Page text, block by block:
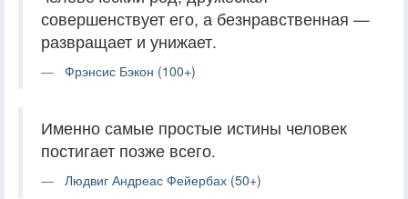
совершенствует его, а безнравственная —
развращает и унижает.
Фрэнсис Бэкон (100+)
Именно самые простые истины человек
постигает позже всего.
Людвиг Андреас Фейербах (50+)